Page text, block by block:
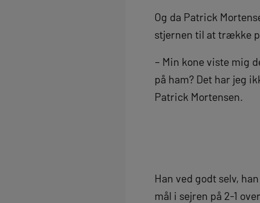
Og da Patrick
stjernen til at trække
– Min kone viste mig
på ham? Det har jeg
Patrick Mortensen.
Han ved godt selv,
mål i sejren på 2-1